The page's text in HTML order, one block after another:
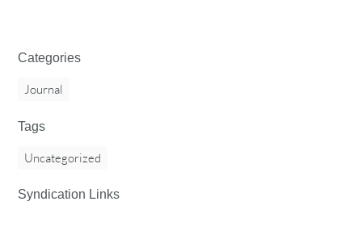
Categories
Journal
Tags
Uncategorized
Syndication Links